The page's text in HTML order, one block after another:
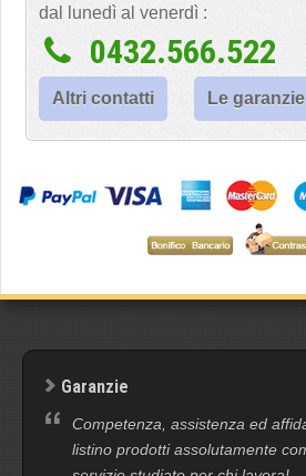
dal lunedì al venerdì :
0432.566.522
Altri contatti Le garanzie
Garanzie
Competenza, assistenza ed
listino prodotti assolutamente